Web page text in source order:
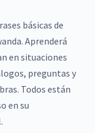
básicas de
Aprenderá
en situaciones
preguntas y
Todos están
en su